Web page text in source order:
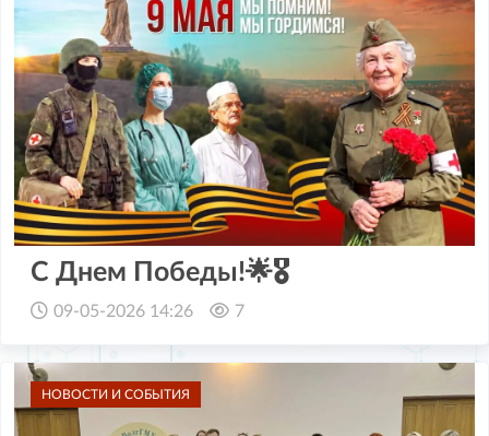
C Днем Победы!🌟🎖
09-05-2026 14:26 7
НОВОСТИ И СОБЫТИЯ